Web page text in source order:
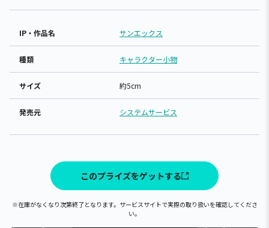
IP・作品名 サンエックス
種類 キャラクター小物
サイズ 約5cm
発売元 システムサービス
このプライズをゲットする
※在庫がなくなり次第終了となります。サービスサイトで実際の取り扱いを確認してくださ
い。